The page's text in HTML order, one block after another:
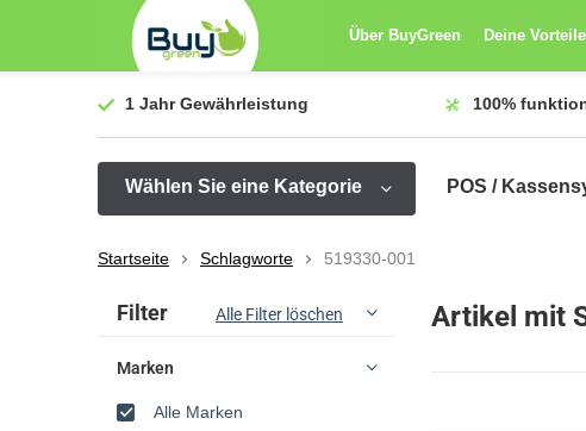
Über BuyGreen Deine Vorteile
1 JahrGewährleistung 100%
Wählen Sie eine Kategorie POS /
Startseite Schlagworte 519330-001
Artikel mit
Sortieren nach:
Filter Alle Filter löschen
Marken
Alle Marken